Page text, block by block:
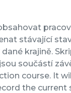
stávající
krajině.
součástí
course. It
the